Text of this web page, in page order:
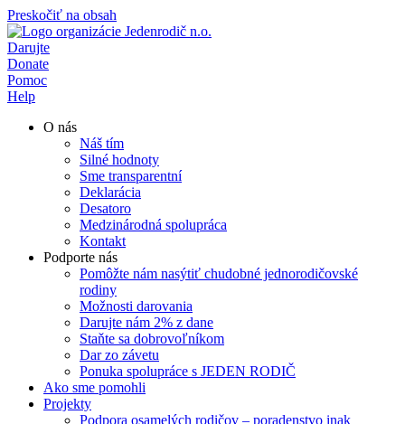
Preskočiť na obsah
Darujte
Donate
Pomoc
Help
O nás
Náš tím
Silné hodnoty
Sme transparentní
Deklarácia
Desatoro
Medzinárodná spolupráca
Kontakt
Podporte nás
Pomôžte nám nasýtiť chudobné jednorodičovské
rodiny
Možnosti darovania
Darujte nám 2% z dane
Staňte sa dobrovoľníkom
Dar zo závetu
Ponuka spolupráce s JEDEN RODIČ
Ako sme pomohli
Projekty
Podpora osamelých rodičov – poradenstvo inak